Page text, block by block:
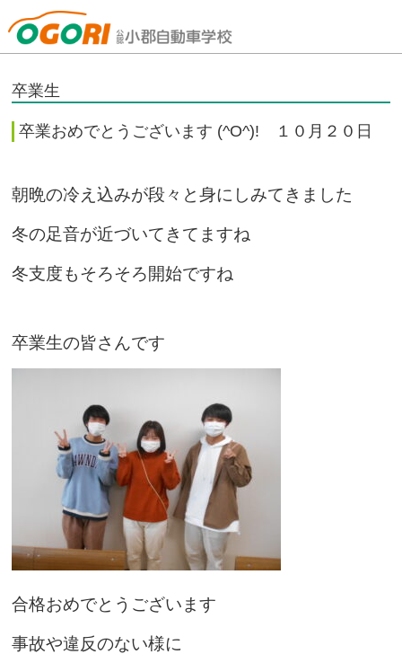
山口県小郡自動車学校
卒業生
卒業おめでとうございます (^O^)! １０月２０日
朝晩の冷え込みが段々と身にしみてきました
冬の足音が近づいてきてますね
冬支度もそろそろ開始ですね
卒業生の皆さんです
合格おめでとうございます
事故や違反のない様に